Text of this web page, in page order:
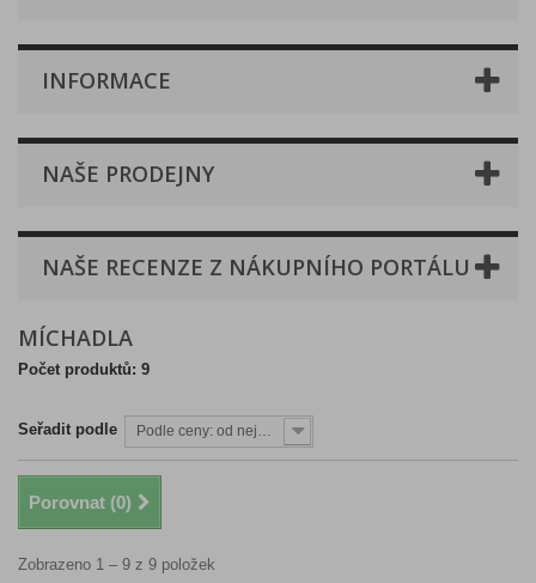
INFORMACE
NAŠE PRODEJNY
NAŠE RECENZE Z NÁKUPNÍHO PORTÁLU
MÍCHADLA
Počet produktů: 9
Seřadit podle Podle ceny: od nejnižší
Porovnat (0)
Zobrazeno 1 – 9 z 9 položek